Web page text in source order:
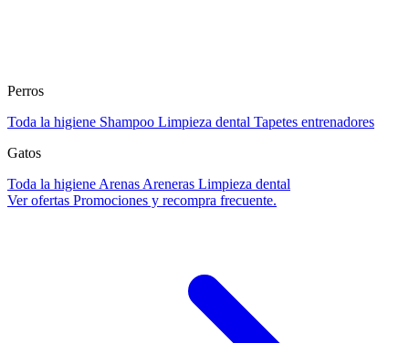
Perros
Toda la higiene Shampoo Limpieza dental Tapetes entrenadores
Gatos
Toda la higiene Arenas Areneras Limpieza dental
Ver ofertas Promociones y recompra frecuente.